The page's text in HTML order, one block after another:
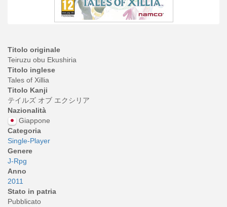
Titolo originale
Teiruzu obu Ekushiria
Titolo inglese
Tales of Xillia
Titolo Kanji
テイルズ オブ エクシリア
Nazionalità
Giappone
Categoria
Single-Player
Genere
J-Rpg
Anno
2011
Stato in patria
Pubblicato